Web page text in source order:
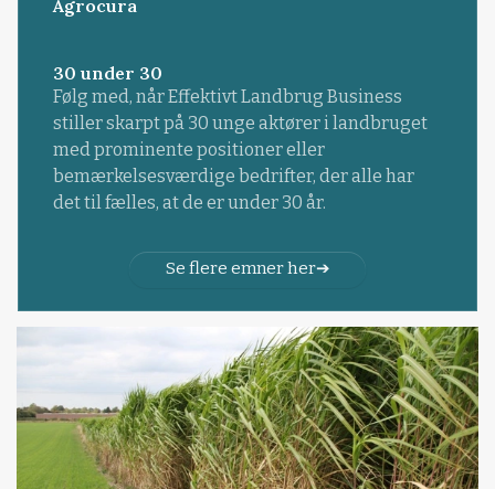
Agrocura
30 under 30
Følg med, når Effektivt Landbrug Business
stiller skarpt på 30 unge aktører i landbruget
med prominente positioner eller
bemærkelsesværdige bedrifter, der alle har
det til fælles, at de er under 30 år.
Se flere emner her